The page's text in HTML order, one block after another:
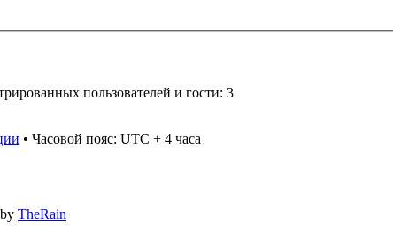
пользователей и гости: 3
• Часовой пояс: UTC + 4 часа
TheRain